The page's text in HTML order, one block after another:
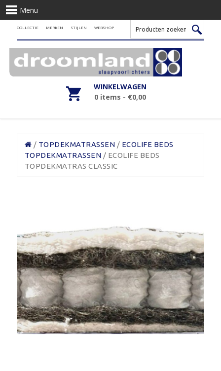
Menu
COLLECTIE MERKEN STIJLEN WEBSHOP
WINKELWAGEN
0 items - €0,00
/ TOPDEKMATRASSEN / ECOLIFE BEDS
TOPDEKMATRASSEN / ECOLIFE BEDS
TOPDEKMATRAS CLASSIC